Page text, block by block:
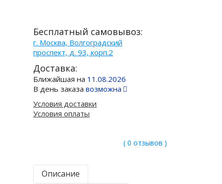
Бесплатный самовывоз:
г. Москва, Волгоградский
проспект, д. 93, корп.2
Доставка:
Ближайшая на 11.08.2026
В день заказавозможна
Условия доставки
Условия оплаты
( 0 отзывов )
Описание